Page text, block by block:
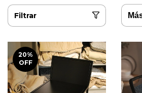
Filtrar
20%
OFF